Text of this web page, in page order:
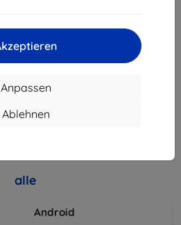
Anpassen
Ablehnen
Schutzglas für XIAOMI REDMI
11,90 €
alle
Android